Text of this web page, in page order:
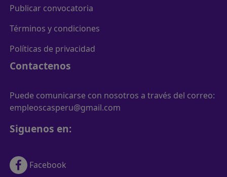
Publicar convocatoria
Términos y condiciones
Políticas de privacidad
Contactenos
Puede comunicarse con nosotros a través del correo:
empleoscasperu@gmail.com
Siguenos en:
Facebook